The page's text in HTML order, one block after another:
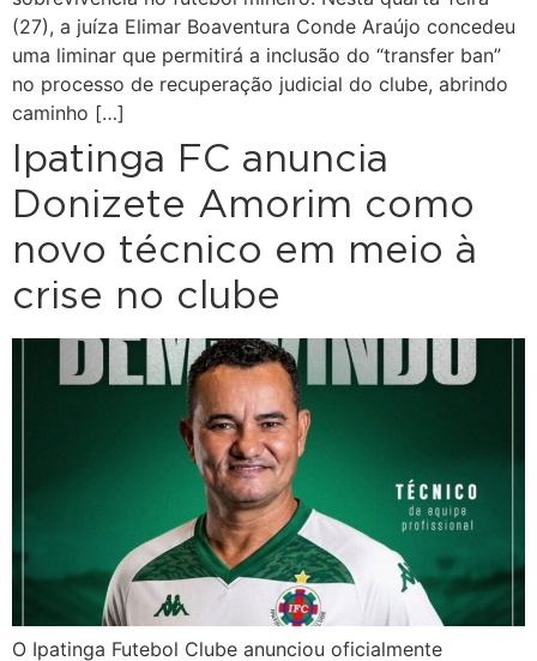
(27), a juíza Elimar Boaventura Conde Araújo concedeu
uma liminar que permitirá a inclusão do “transfer ban”
no processo de recuperação judicial do clube, abrindo
caminho […]
Ipatinga FC anuncia
Donizete Amorim como
novo técnico em meio à
crise no clube
O Ipatinga Futebol Clube anunciou oficialmente